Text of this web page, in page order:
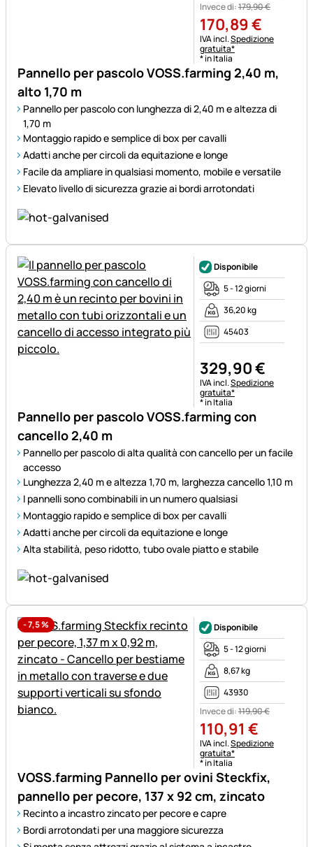
Pannello per pascolo VOSS.farming 2,40 m,
alto 1,70 m
Pannello per pascolo con lunghezza di 2,40 m e altezza di
1,70 m
Montaggio rapido e semplice di box per cavalli
Adatti anche per circoli da equitazione e longe
Facile da ampliare in qualsiasi momento, mobile e versatile
Elevato livello di sicurezza grazie ai bordi arrotondati
Invece di:179,90€
170,89€
Informazioni fiscali:
IVA incl.Spedizione
gratuita*
* in Italia
Pannello per pascolo VOSS.farming con
cancello 2,40 m
Pannello per pascolo di alta qualità con cancello per un facile
accesso
Lunghezza 2,40 m e altezza 1,70 m, larghezza cancello 1,10 m
I pannelli sono combinabili in un numero qualsiasi
Montaggio rapido e semplice di box per cavalli
Adatti anche per circoli da equitazione e longe
Alta stabilità, peso ridotto, tubo ovale piatto e stabile
Disponibile
5 - 12 giorni
36,20 kg
45403
329,90€
Informazioni fiscali:
IVA incl.Spedizione
gratuita*
* in Italia
-7,5%
VOSS.farming Pannello per ovini Steckfix,
pannello per pecore, 137 x 92 cm, zincato
Recinto a incastro zincato per pecore e capre
Bordi arrotondati per una maggiore sicurezza
Disponibile
5 - 12 giorni
8,67 kg
43930
Invece di:119,90€
110,91 €
Informazioni fiscali:
IVA incl.Spedizione
gratuita*
* in Italia